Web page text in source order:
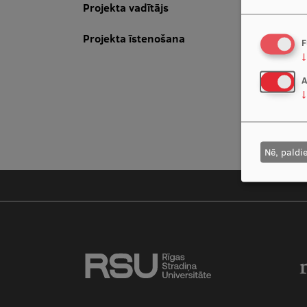
Projekta vadītājs
Projekta īstenošana
↓
↓
Nē,